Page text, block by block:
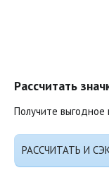
Рассчитать
Получите
РАССЧИТАТЬ И